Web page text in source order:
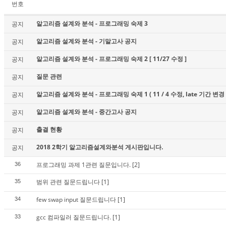
번호
공지 알고리즘 설계와 분석 - 프로그래밍 숙제 3
공지 알고리즘 설계와 분석 - 기말고사 공지
공지 알고리즘 설계와 분석 - 프로그래밍 숙제 2 [ 11/27 수정 ]
공지 질문 관련
공지 알고리즘 설계와 분석 - 프로그래밍 숙제 1 ( 11 / 4 수정, late 기간 변경
공지 알고리즘 설계와 분석 - 중간고사 공지
공지 출결 현황
공지 2018 2학기 알고리즘설계와분석 게시판입니다.
36 프로그래밍 과제 1관련 질문입니다. [2]
35 범위 관련 질문드립니다 [1]
34 few swap input 질문드립니다 [1]
33 gcc 컴파일러 질문드립니다. [1]